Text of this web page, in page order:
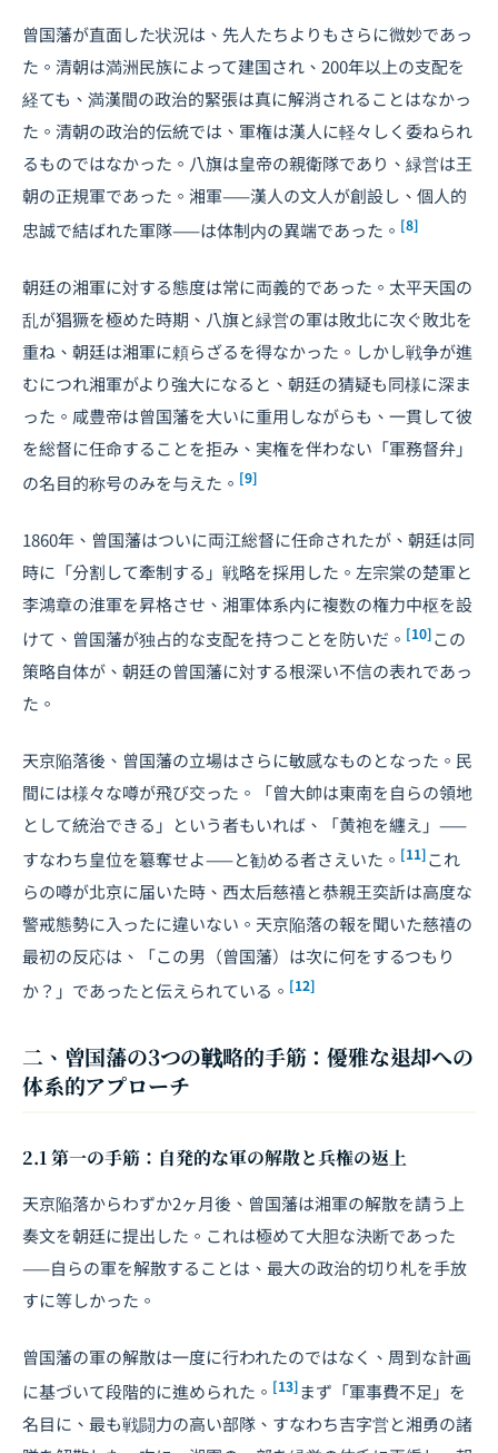
曾国藩が直面した状況は、先人たちよりもさらに微妙であっ
た。清朝は満洲民族によって建国され、200年以上の支配を
経ても、満漢間の政治的緊張は真に解消されることはなかっ
た。清朝の政治的伝統では、軍権は漢人に軽々しく委ねられ
るものではなかった。八旗は皇帝の親衛隊であり、緑営は王
朝の正規軍であった。湘軍——漢人の文人が創設し、個人的
忠誠で結ばれた軍隊——は体制内の異端であった。 [8]
朝廷の湘軍に対する態度は常に両義的であった。太平天国の
乱が猖獗を極めた時期、八旗と緑営の軍は敗北に次ぐ敗北を
重ね、朝廷は湘軍に頼らざるを得なかった。しかし戦争が進
むにつれ湘軍がより強大になると、朝廷の猜疑も同様に深ま
った。咸豊帝は曾国藩を大いに重用しながらも、一貫して彼
を総督に任命することを拒み、実権を伴わない「軍務督弁」
の名目的称号のみを与えた。 [9]
1860年、曾国藩はついに両江総督に任命されたが、朝廷は同
時に「分割して牽制する」戦略を採用した。左宗棠の楚軍と
李鴻章の淮軍を昇格させ、湘軍体系内に複数の権力中枢を設
けて、曾国藩が独占的な支配を持つことを防いだ。 [10]この
策略自体が、朝廷の曾国藩に対する根深い不信の表れであっ
た。
天京陥落後、曾国藩の立場はさらに敏感なものとなった。民
間には様々な噂が飛び交った。「曾大帥は東南を自らの領地
として統治できる」という者もいれば、「黄袍を纏え」——
すなわち皇位を簒奪せよ——と勧める者さえいた。 [11]これ
らの噂が北京に届いた時、西太后慈禧と恭親王奕訢は高度な
警戒態勢に入ったに違いない。天京陥落の報を聞いた慈禧の
最初の反応は、「この男（曾国藩）は次に何をするつもり
か？」であったと伝えられている。 [12]
二、曾国藩の3つの戦略的手筋：優雅な退却への
体系的アプローチ
2.1 第一の手筋：自発的な軍の解散と兵権の返上
天京陥落からわずか2ヶ月後、曾国藩は湘軍の解散を請う上
奏文を朝廷に提出した。これは極めて大胆な決断であった
——自らの軍を解散することは、最大の政治的切り札を手放
すに等しかった。
曾国藩の軍の解散は一度に行われたのではなく、周到な計画
に基づいて段階的に進められた。 [13]まず「軍事費不足」を
名目に、最も戦闘力の高い部隊、すなわち吉字営と湘勇の諸